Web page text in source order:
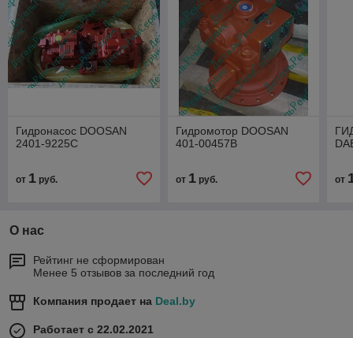
Гидронасос DOOSAN
2401-9225C
от 1 руб.
Гидромотор DOOSAN
401-00457B
от 1руб. от
О нас
Рейтинг не сформирован
Менее 5 отзывов за последний год
Компания продает на Deal.by
Работает с 22.02.2021